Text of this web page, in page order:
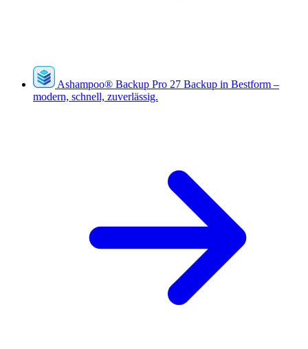
Ashampoo® Backup Pro 27 Backup in Bestform –
modern, schnell, zuverlässig.